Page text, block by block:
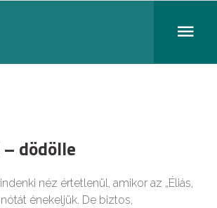
dödölle
néz értetlenül, amikor az „Éliás,
énekeljük. De biztos,